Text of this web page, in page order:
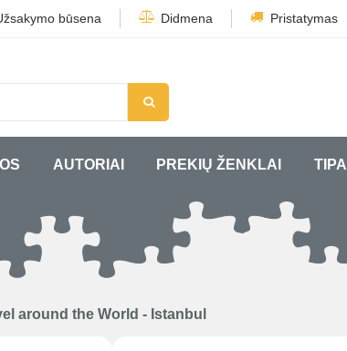
būsena Didmena Pristatymas
AUTORIAI PREKIŲ ŽENKLAI TIPAI
around the World - Istanbul